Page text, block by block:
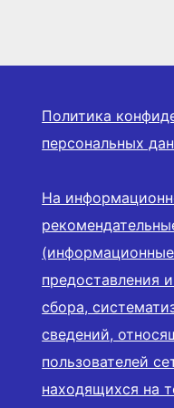
Политика
персональных
На
предоставления
сбора,
сведений,
пользователей
находящихся на